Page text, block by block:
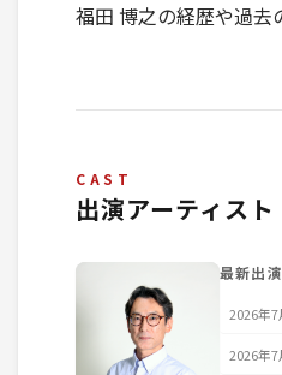
福田 博之の経歴や過去
CAST
出演アーティスト
最新出
2026年
2026年7